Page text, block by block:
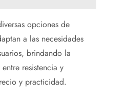
opciones de
a las necesidades
brindando la
resistencia y
y practicidad.